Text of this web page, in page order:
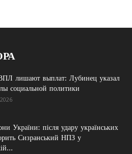
лишают выплат: Лубинец указал
социальной политики
України: після удару українських
Сизранський НПЗ у